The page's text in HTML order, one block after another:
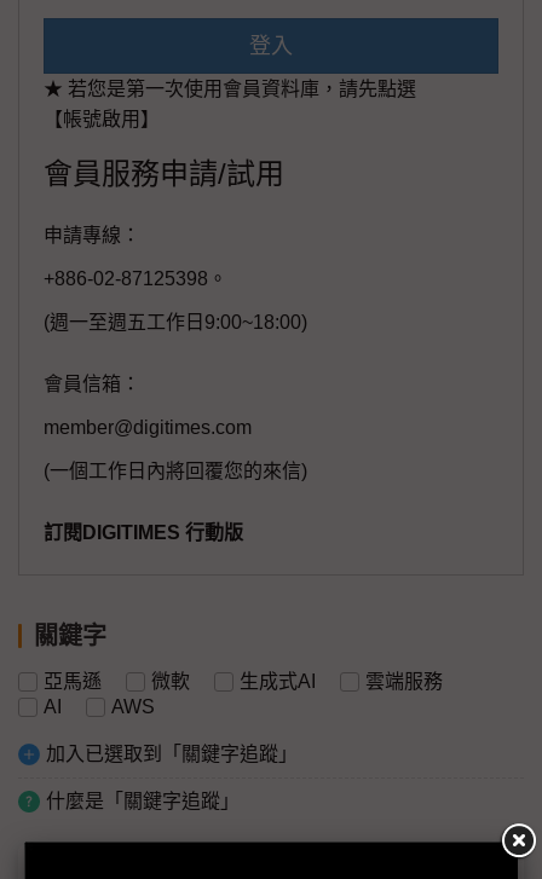
登入
★ 若您是第一次使用會員資料庫，請先點選
【帳號啟用】
會員服務申請/試用
申請專線：
+886-02-87125398。
(週一至週五工作日9:00~18:00)
會員信箱：
member@digitimes.com
(一個工作日內將回覆您的來信)
訂閱DIGITIMES 行動版
關鍵字
亞馬遜 微軟 生成式AI
雲端服務
AI
AWS
加入已選取到「關鍵字追蹤」
什麼是「關鍵字追蹤」